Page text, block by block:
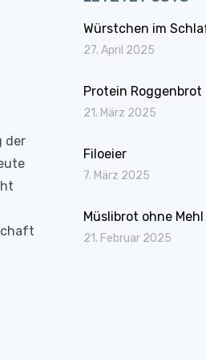
der
Würstchen im
27. April 2025
Protein Roggenbrot
21. März 2025
Filoeier
7. März 2025
Müslibrot ohne Mehl
21. Februar 2025